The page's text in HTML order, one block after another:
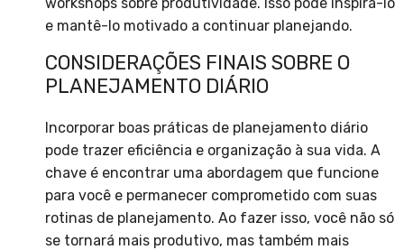
e mantê-lo motivado a continuar planejando.
CONSIDERAÇÕES FINAIS SOBRE O
PLANEJAMENTO DIÁRIO
Incorporar boas práticas de planejamento diário
pode trazer eficiência e organização à sua vida. A
chave é encontrar uma abordagem que funcione
para você e permanecer comprometido com suas
rotinas de planejamento. Ao fazer isso, você não só
se tornará mais produtivo, mas também mais